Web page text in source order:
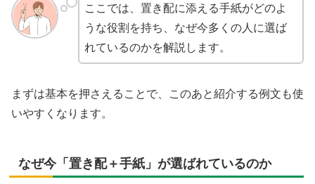
ここでは、置き配に添える手紙がどのよ
うな役割を持ち、なぜ今多くの人に選ば
れているのかを解説します。
まずは基本を押さえることで、このあと紹介する例文も使
いやすくなります。
なぜ今「置き配＋手紙」が選ばれているのか